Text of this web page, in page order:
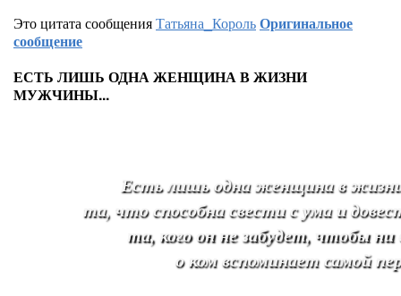
Это цитата сообщенияТатьяна_КорольОригинальное
сообщение
ЕСТЬ ЛИШЬ ОДНА ЖЕНЩИНА В ЖИЗНИ
МУЖЧИНЫ...
Есть лишь одна женщина в
та, что способна свести с ума и
та, кого он не забудет, чтобы ни
о ком вспоминает самой